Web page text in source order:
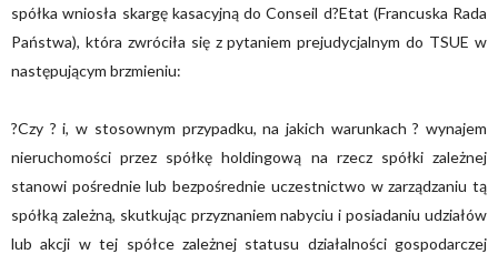
spółka wniosła skargę kasacyjną do Conseil d?Etat (Francuska Rada
Państwa), która zwróciła się z pytaniem prejudycjalnym do TSUE w
następującym brzmieniu:
?Czy ? i, w stosownym przypadku, na jakich warunkach ? wynajem
nieruchomości przez spółkę holdingową na rzecz spółki zależnej
stanowi pośrednie lub bezpośrednie uczestnictwo w zarządzaniu tą
spółką zależną, skutkując przyznaniem nabyciu i posiadaniu udziałów
lub akcji w tej spółce zależnej statusu działalności gospodarczej